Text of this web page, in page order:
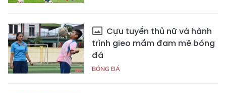
Cựu tuyển thủ nữ và hành
trình gieo mầm đam mê bóng
đá
BÓNG ĐÁ